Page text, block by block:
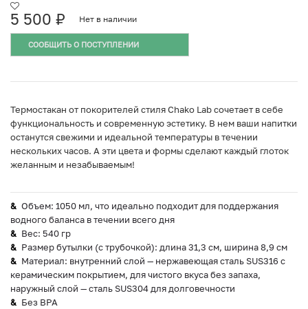
5 500 ₽ Нет в наличии
СООБЩИТЬ О ПОСТУПЛЕНИИ
Термостакан от покорителей стиля Chako Lab сочетает в себе
функциональность и современную эстетику. В нем ваши напитки
останутся свежими и идеальной температуры в течении
нескольких часов. А эти цвета и формы сделают каждый глоток
желанным и незабываемым!
Объем: 1050 мл, что идеально подходит для поддержания
водного баланса в течении всего дня
Вес: 540 гр
Размер бутылки (с трубочкой): длина 31,3 см, ширина 8,9 см
Материал: внутренний слой — нержавеющая сталь SUS316 с
керамическим покрытием, для чистого вкуса без запаха,
наружный слой — сталь SUS304 для долговечности
Без BPA